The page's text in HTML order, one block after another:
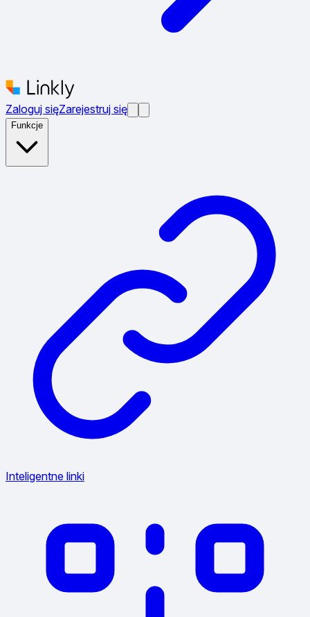
Zaloguj sięZarejestruj się
Funkcje
Inteligentne linki